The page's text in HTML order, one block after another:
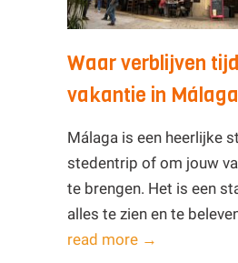
Waar verblijven
vakantie in Málaga
Málaga is een heerlijke
stedentrip of om jouw
te brengen. Het is een
alles te zien en te
read more →